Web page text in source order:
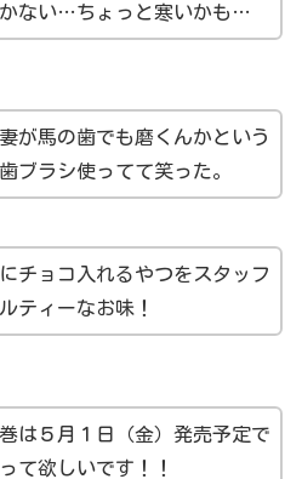
ない…ちょっと寒いかも…
が馬の歯でも磨くんかという
ブラシ使ってて笑った。
チョコ入れるやつをスタッフ
ティーなお味！
は５月１日（金）発売予定で
て欲しいです！！